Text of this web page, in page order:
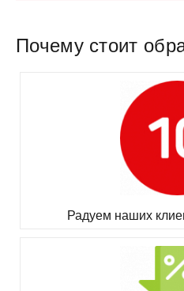
Почему стоит
Радуем наших